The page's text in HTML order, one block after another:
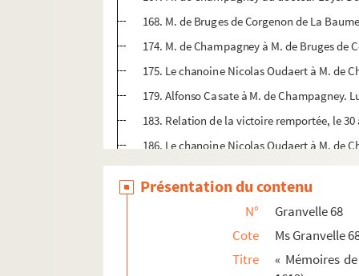
168. M. de Bruges de Corgenon de La
174. M. de Champagney à M. de Bruges de
175. Le chanoine Nicolas Oudaert à M. de
179. Alfonso Casate à M. de Champagney.
183. Relation de la victoire remportée, le
186. Le chanoine Nicolas Oudaert à M. de
190. J. de Saint-Mauris, abbé de
192. Le comte de Cantecroy à M. de
194. « Ordre de Madame la comtesse de
196. « Traduction de l'hymne du Saint-
197. La comtesse de Saint-Amour,
Présentation du contenu
N°
Granvelle 68
Cote
Ms Granvelle
Titre
« Mémoires